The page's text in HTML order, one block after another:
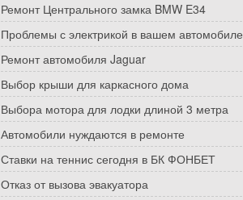
Ремонт Центрального замка BMW E34
Проблемы с электрикой в вашем автомобиле
Ремонт автомобиля Jaguar
Выбор крыши для каркасного дома
Выбора мотора для лодки длиной 3 метра
Автомобили нуждаются в ремонте
Ставки на теннис сегодня в БК ФОНБЕТ
Отказ от вызова эвакуатора